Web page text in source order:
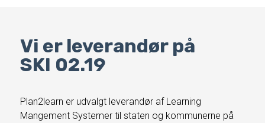
Vi er leverandør på
SKI 02.19
Plan2learn er udvalgt leverandør af Learning
Mangement Systemer til staten og kommunerne på